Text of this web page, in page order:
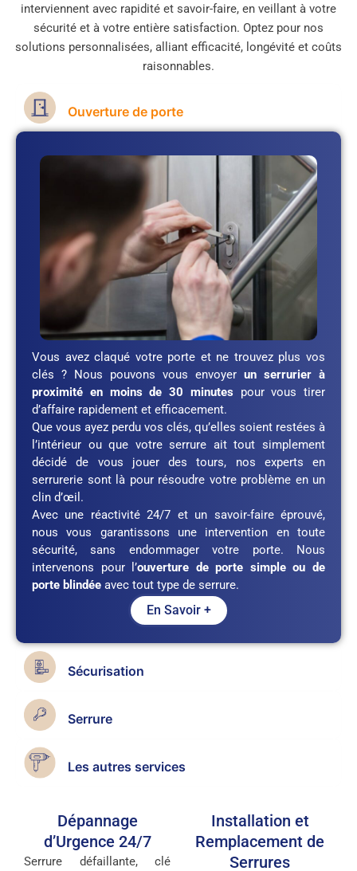
interviennent avec rapidité et savoir-faire, en veillant à votre
sécurité et à votre entière satisfaction. Optez pour nos
solutions personnalisées, alliant efficacité, longévité et coûts
raisonnables.
Ouverture de porte
Vous avez claqué votre porte et ne trouvez plus vos
clés ? Nous pouvons vous envoyer un serrurier à
proximité en moins de 30 minutes pour vous tirer
d’affaire rapidement et efficacement.
Que vous ayez perdu vos clés, qu’elles soient restées à
l’intérieur ou que votre serrure ait tout simplement
décidé de vous jouer des tours, nos experts en
serrurerie sont là pour résoudre votre problème en un
clin d’œil.
Avec une réactivité 24/7 et un savoir-faire éprouvé,
nous vous garantissons une intervention en toute
sécurité, sans endommager votre porte. Nous
intervenons pour l’ouverture de porte simple ou de
porte blindée avec tout type de serrure.
En Savoir +
Sécurisation
Serrure
Les autres services
Dépannage
d’Urgence 24/7
Serrure défaillante, clé
Installation et
Remplacement de
Serrures